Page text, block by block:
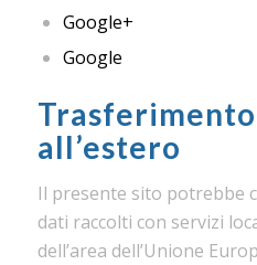
Google+
Google
all’estero
Il presente sito potrebbe
dati raccolti con servizi
dell’area dell’Unione